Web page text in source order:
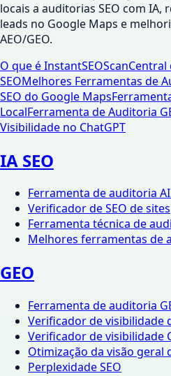
locais a auditorias SEO com IA,
leads no Google Maps e
AEO/GEO.
O que é InstantSEOScanCentral
SEOMelhores Ferramentas de
SEO do Google Maps
LocalFerramenta de Auditoria
Visibilidade no ChatGPT
IA SEO
Ferramenta de auditoria AI
Verificador de SEO de sites
Ferramenta técnica de
Melhores ferramentas de
GEO
Ferramenta de auditoria
Verificador de visibilidade
Verificador de visibilidade
Otimização da visão geral
Perplexidade SEO